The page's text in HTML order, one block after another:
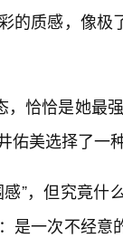
的质感，像
，恰恰是她最
佑美选择了
”，但究竟
是一次不经